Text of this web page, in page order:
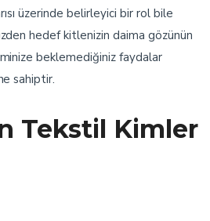
üzerinde belirleyici bir rol bile
hedef kitlenizin daima gözünün
beklemediğiniz faydalar
sahiptir.
Tekstil Kimler